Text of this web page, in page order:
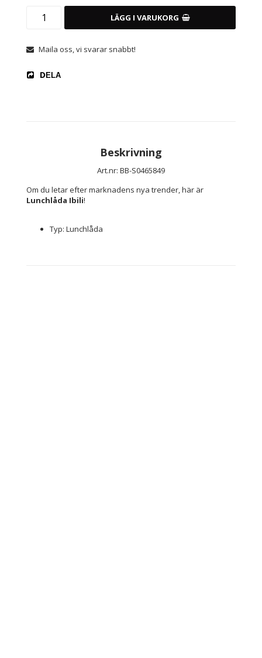
LÄGG I VARUKORG
Maila oss, vi svarar snabbt!
DELA
Beskrivning
Art.nr: BB-S0465849
Lunchlåda Ibili!
Typ: Lunchlåda